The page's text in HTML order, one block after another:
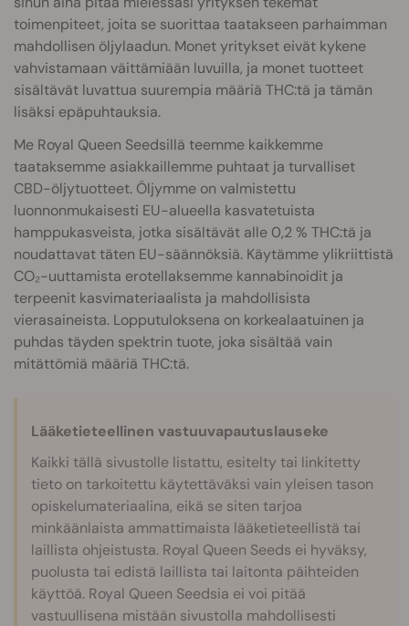
toimenpiteet, joita se suorittaa taatakseen parhaimman
mahdollisen öljylaadun. Monet yritykset eivät kykene
vahvistamaan väittämiään luvuilla, ja monet tuotteet
sisältävät luvattua suurempia määriä THC:tä ja tämän
lisäksi epäpuhtauksia.
Me Royal Queen Seedsillä teemme kaikkemme
taataksemme asiakkaillemme puhtaat ja turvalliset
CBD-öljytuotteet. Öljymme on valmistettu
luonnonmukaisesti EU-alueella kasvatetuista
hamppukasveista, jotka sisältävät alle 0,2 % THC:tä ja
noudattavat täten EU-säännöksiä. Käytämme ylikriittistä
CO₂-uuttamista erotellaksemme kannabinoidit ja
terpeenit kasvimateriaalista ja mahdollisista
vierasaineista. Lopputuloksena on korkealaatuinen ja
puhdas täyden spektrin tuote, joka sisältää vain
mitättömiä määriä THC:tä.
Lääketieteellinen vastuuvapautuslauseke
Kaikki tällä sivustolle listattu, esitelty tai linkitetty
tieto on tarkoitettu käytettäväksi vain yleisen tason
opiskelumateriaalina, eikä se siten tarjoa
minkäänlaista ammattimaista lääketieteellistä tai
laillista ohjeistusta. Royal Queen Seeds ei hyväksy,
puolusta tai edistä laillista tai laitonta päihteiden
käyttöä. Royal Queen Seedsia ei voi pitää
vastuullisena mistään sivustolla mahdollisesti